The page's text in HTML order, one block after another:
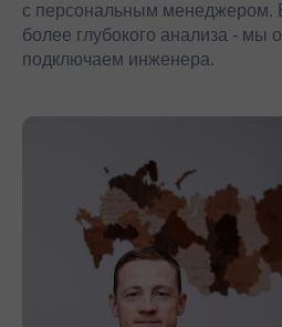
с персональным менеджером.
более глубокого анализа - мы
подключаем инженера.